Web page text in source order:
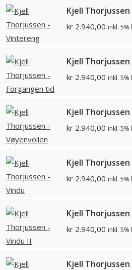
Kjell
kr 2.940,00 inkl. 5%
Kjell
kr 2.940,00 inkl. 5%
Kjell
kr 2.940,00 inkl. 5%
Kjell Thorjussen
kr 2.940,00 inkl. 5%
Kjell Thorjussen
kr 2.940,00 inkl. 5%
Kjell